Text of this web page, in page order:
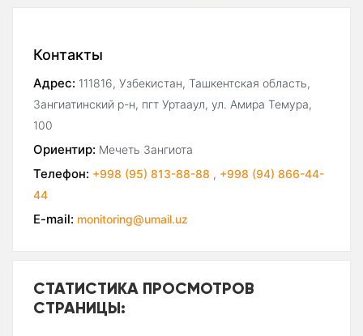
Контакты
Адрес: 111816, Узбекистан, Ташкентская область,
Зангиатинский р-н, пгт Уртааул, ул. Амира Темура,
100
Ориентир: Мечеть Зангиота
Телефон: +998 (95) 813-88-88 , +998 (94) 866-44-
44
E-mail: monitoring@umail.uz
СТАТИСТИКА ПРОСМОТРОВ
СТРАНИЦЫ: